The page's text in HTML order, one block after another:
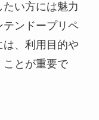
い方には魅力
テンドープリペ
、利用目的や
ことが重要で